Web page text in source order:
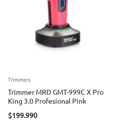
Trimmers
Trimmer MRD GMT-999C X Pro
King 3.0 Profesional Pink
$199.990